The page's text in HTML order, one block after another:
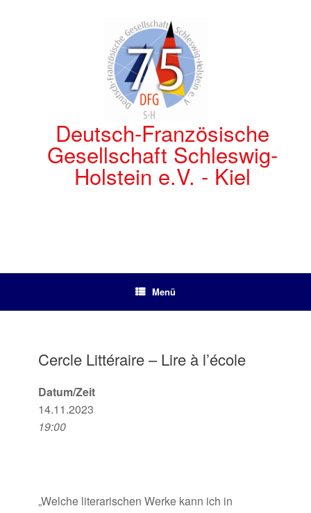
Deutsch-Französische
Gesellschaft Schleswig-
Holstein e.V. - Kiel
Menü
Cercle Littéraire – Lire à l’école
Datum/Zeit
14.11.2023
19:00
„Welche literarischen Werke kann ich in